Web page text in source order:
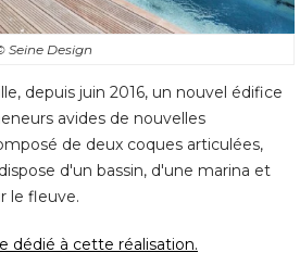
Seine Design
depuis juin 2016, un nouvel édifice
avides de nouvelles
de deux coques articulées,
d'un bassin, d'une marina et
le fleuve.
dédié à cette réalisation.